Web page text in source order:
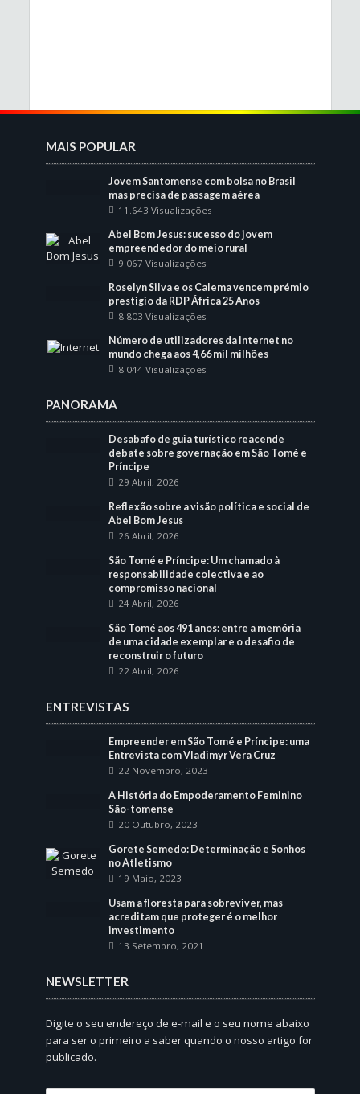
MAIS POPULAR
Jovem Santomense com bolsa no Brasil
mas precisa de passagem aérea
11.643 Visualizações
Abel Bom Jesus: sucesso do jovem
empreendedor do meio rural
9.067 Visualizações
Roselyn Silva e os Calema vencem prémio
prestigio da RDP África 25 Anos
8.803 Visualizações
Número de utilizadores da Internet no
mundo chega aos 4,66 mil milhões
8.044 Visualizações
PANORAMA
Desabafo de guia turístico reacende
debate sobre governação em São Tomé e
Príncipe
29 Abril, 2026
Reflexão sobre a visão política e social de
Abel Bom Jesus
26 Abril, 2026
São Tomé e Príncipe: Um chamado à
responsabilidade colectiva e ao
compromisso nacional
24 Abril, 2026
São Tomé aos 491 anos: entre a memória
de uma cidade exemplar e o desafio de
reconstruir o futuro
22 Abril, 2026
ENTREVISTAS
Empreender em São Tomé e Príncipe: uma
Entrevista com Vladimyr Vera Cruz
22 Novembro, 2023
A História do Empoderamento Feminino
São-tomense
20 Outubro, 2023
Gorete Semedo: Determinação e Sonhos
no Atletismo
19 Maio, 2023
Usam a floresta para sobreviver, mas
acreditam que proteger é o melhor
investimento
13 Setembro, 2021
NEWSLETTER
Digite o seu endereço de e-mail e o seu nome abaixo
para ser o primeiro a saber quando o nosso artigo for
publicado.